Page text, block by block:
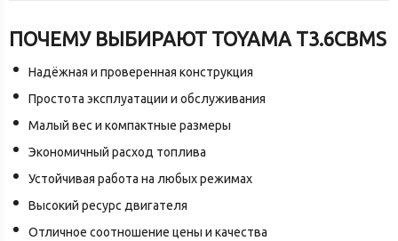
ПОЧЕМУ ВЫБИРАЮТ TOYAMA T3.6CBMS
Надёжная и проверенная конструкция
Простота эксплуатации и обслуживания
Малый вес и компактные размеры
Экономичный расход топлива
Устойчивая работа на любых режимах
Высокий ресурс двигателя
Отличное соотношение цены и качества